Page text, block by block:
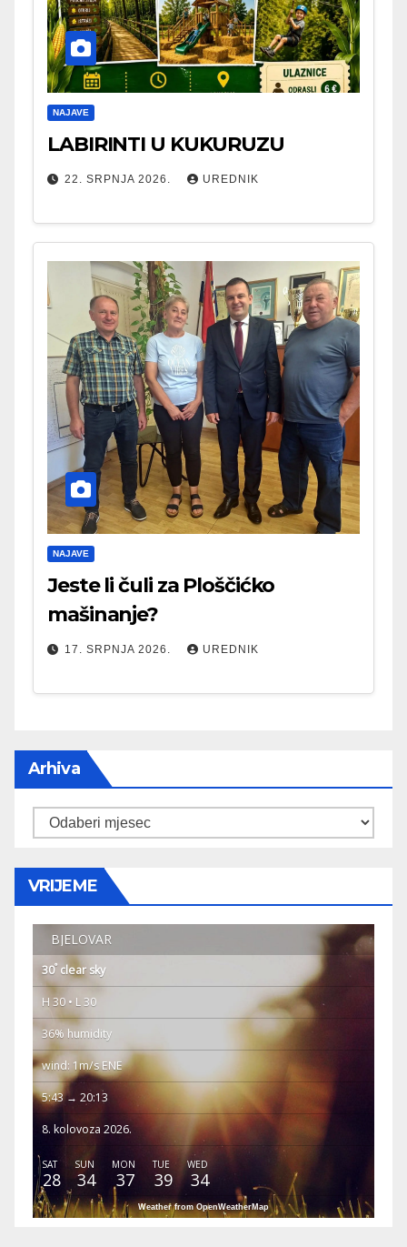
NAJAVE
LABIRINTI U KUKURUZU
22. SRPNJA 2026. UREDNIK
NAJAVE
Jeste li čuli za Ploščićko
mašinanje?
17. SRPNJA 2026. UREDNIK
Arhiva
Arhiva
VRIJEME
BJELOVAR
30° clear sky
H 30 • L 30
36% humidity
wind: 1m/s ENE
5:43 → 20:13
8. kolovoza 2026.
SAT
28
SUN
34
MON
37
TUE
39
WED
34
Weather from OpenWeatherMap